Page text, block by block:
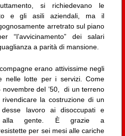
si richiedevano le
e gli asili aziendali, ma il
arretrato sul piano
“l’avvicinamento” dei salari
a parità di mansione.
erano attivissime negli
nelle lotte per i servizi. Come
novembre del ’50, di un terreno
la costruzione di un
lavoro ai disoccupati e
alla gente. È grazie a
per sei mesi alle cariche